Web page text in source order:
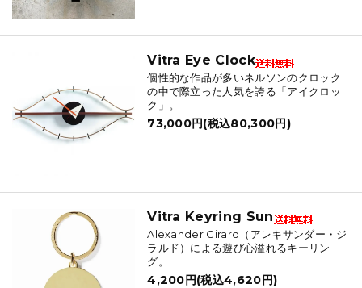
Vitra Eye Clock
個性的な作品が多いネルソンのクロック
の中で際立った人気を誇る「アイクロッ
ク」。
73,000円(税込80,300円)
Vitra Keyring Sun
Alexander Girard（アレキサンダー・ジ
ラルド）による遊び心溢れるキーリン
グ。
4,200円(税込4,620円)